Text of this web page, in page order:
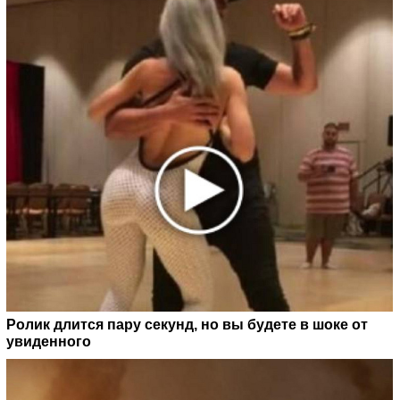
Ролик длится пару секунд, но вы будете в шоке от
увиденного